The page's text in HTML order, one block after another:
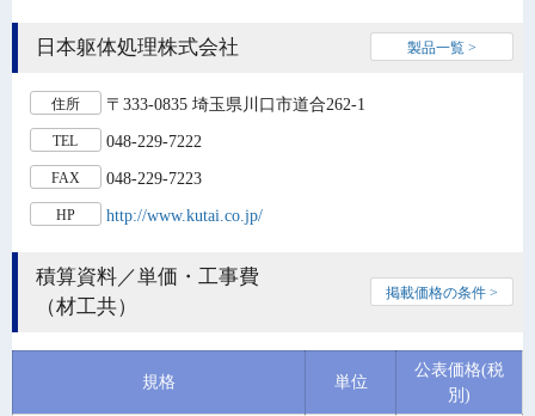
日本躯体処理株式会社 製品一覧 >
住所 〒333-0835 埼玉県川口市道合262-1
TEL 048-229-7222
FAX 048-229-7223
HP http://www.kutai.co.jp/
積算資料／単価・工事費
（材工共）
掲載価格の条件 >
規格 単位
公表価格(税
別)